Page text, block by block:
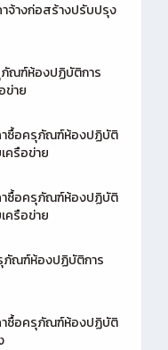
จ้างก่อสร้างปรับปรุง
ณฑ์ห้องปฏิบัติการ
ข่าย
าซื้อครุภัณฑ์ห้องปฏิบัติ
ครือข่าย
าซื้อครุภัณฑ์ห้องปฏิบัติ
ครือข่าย
ณฑ์ห้องปฏิบัติการ
าซื้อครุภัณฑ์ห้องปฏิบัติ